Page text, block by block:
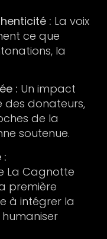
: La voix
ce que
la
: Un impact
des donateurs,
de la
soutenue.
:
La Cagnotte
première
à intégrer la